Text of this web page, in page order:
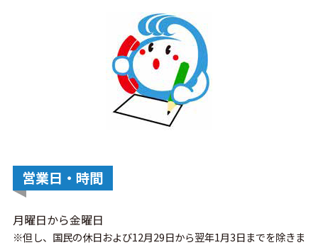
営業日・時間
月曜日から金曜日
※但し、国民の休日および12月29日から翌年1月3日までを除きま